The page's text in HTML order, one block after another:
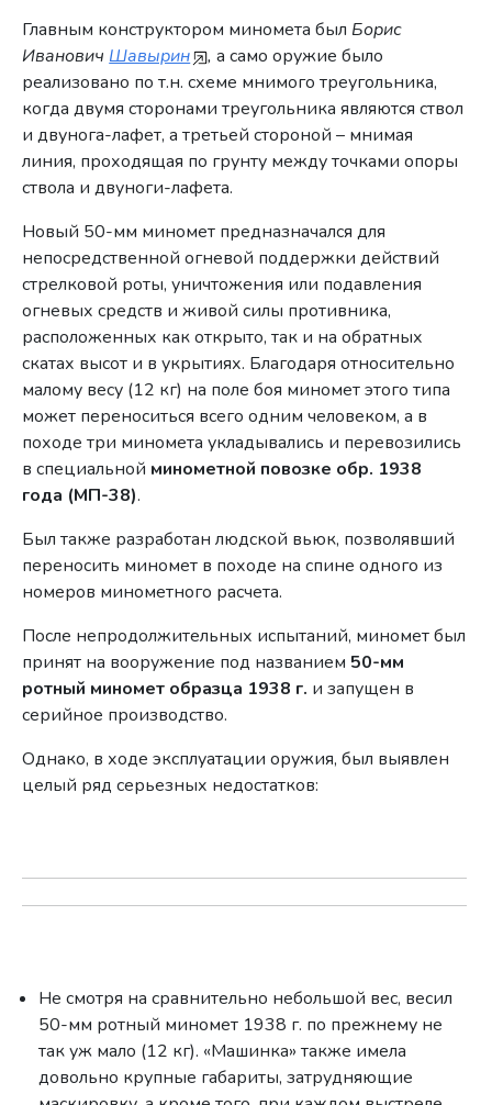
Главным конструктором миномета был Борис
ИвановичШавырин , а само оружие было
реализовано по т.н. схеме мнимого треугольника,
когда двумя сторонами треугольника являются ствол
и двунога-лафет, а третьей стороной – мнимая
линия, проходящая по грунту между точками опоры
ствола и двуноги-лафета.
Новый 50-мм миномет предназначался для
непосредственной огневой поддержки действий
стрелковой роты, уничтожения или подавления
огневых средств и живой силы противника,
расположенных как открыто, так и на обратных
скатах высот и в укрытиях. Благодаря относительно
малому весу (12 кг) на поле боя миномет этого типа
может переноситься всего одним человеком, а в
походе три миномета укладывались и перевозились
в специальной минометной повозке обр. 1938
года (МП-38).
Был также разработан людской вьюк, позволявший
переносить миномет в походе на спине одного из
номеров минометного расчета.
После непродолжительных испытаний, миномет был
принят на вооружение под названием 50-мм
ротный миномет образца 1938 г. и запущен в
серийное производство.
Однако, в ходе эксплуатации оружия, был выявлен
целый ряд серьезных недостатков:
Не смотря на сравнительно небольшой вес, весил
50-мм ротный миномет 1938 г. по прежнему не
так уж мало (12 кг). «Машинка» также имела
довольно крупные габариты, затрудняющие